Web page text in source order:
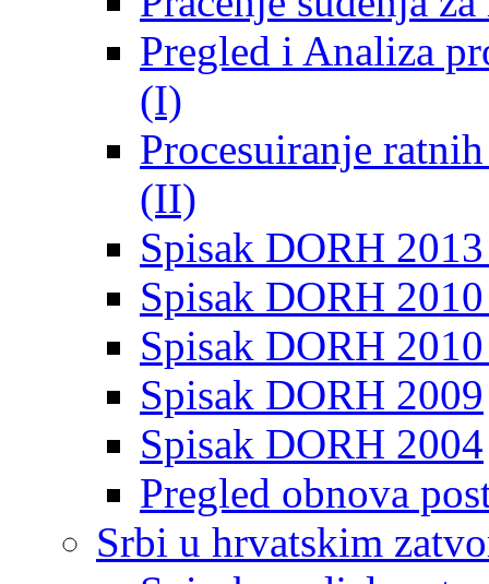
Pregled i Analiza
(I)
Procesuiranje
(II)
Spisak DORH
Spisak DORH
Spisak DORH
Spisak DORH 2009
Spisak DORH 2004
Pregled obnova
Srbi u hrvatskim